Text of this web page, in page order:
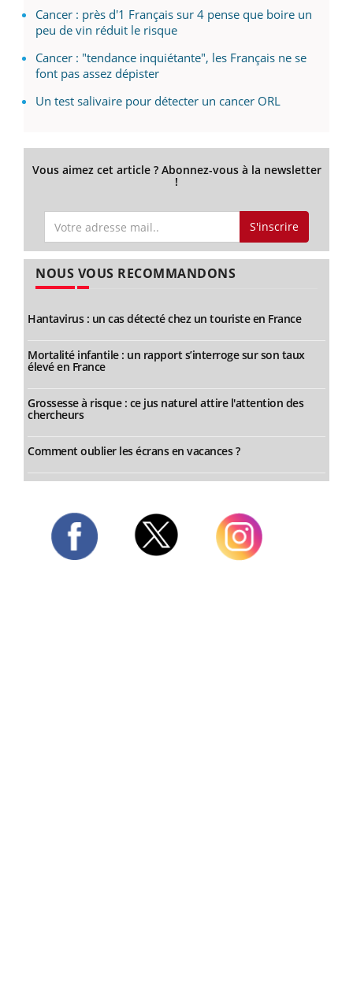
Cancer : près d'1 Français sur 4 pense que boire un
peu de vin réduit le risque
Cancer : "tendance inquiétante", les Français ne se
font pas assez dépister
Un test salivaire pour détecter un cancer ORL
Vous aimez cet article ? Abonnez-vous à la newsletter
!
S'inscrire
NOUS VOUS RECOMMANDONS
Hantavirus : un cas détecté chez un touriste en France
Mortalité infantile : un rapport s’interroge sur son taux
élevé en France
Grossesse à risque : ce jus naturel attire l'attention des
chercheurs
Comment oublier les écrans en vacances ?